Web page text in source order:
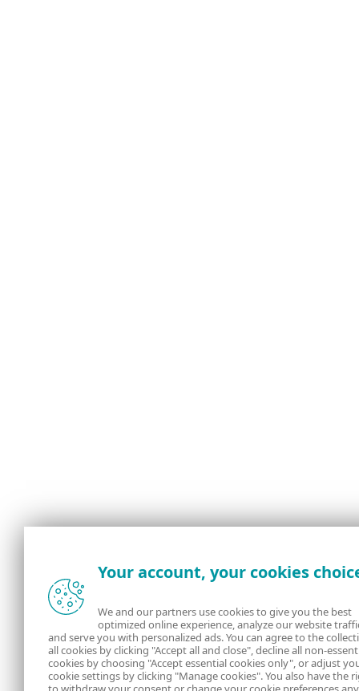
Your account, your cookies
We and our partners use cookies to give you the best
optimized online experience, analyze our website
and serve you with personalized ads. You can agree to the
all cookies by clicking "Accept all and close", decline all non-
cookies by choosing "Accept essential cookies only", or adjust
cookie settings by clicking "Manage cookies". You also have the